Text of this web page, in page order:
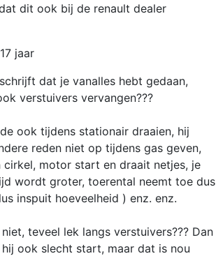
dit ook bij de renault dealer
17 jaar
dat je vanalles hebt gedaan,
verstuivers vervangen???
ook tijdens stationair draaien, hij
reden niet op tijdens gas geven,
cirkel, motor start en draait netjes, je
wordt groter, toerental neemt toe dus
inspuit hoeveelheid ) enz. enz.
teveel lek langs verstuivers??? Dan
ook slecht start, maar dat is nou